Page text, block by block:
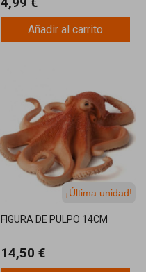
Añadir al carrito
¡Última unidad!
FIGURA DE PULPO 14CM
14,50 €